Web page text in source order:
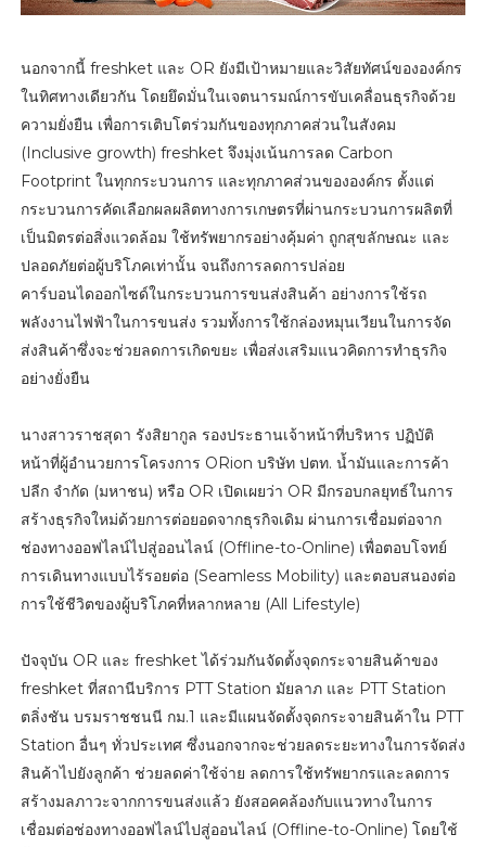
นอกจากนี้ freshket และ OR ยังมีเป้าหมายและวิสัยทัศน์ขององค์กร
ในทิศทางเดียวกัน โดยยึดมั่นในเจตนารมณ์การขับเคลื่อนธุรกิจด้วย
ความยั่งยืน เพื่อการเติบโตร่วมกันของทุกภาคส่วนในสังคม
(Inclusive growth) freshket จึงมุ่งเน้นการลด Carbon
Footprint ในทุกกระบวนการ และทุกภาคส่วนขององค์กร ตั้งแต่
กระบวนการคัดเลือกผลผลิตทางการเกษตรที่ผ่านกระบวนการผลิตที่
เป็นมิตรต่อสิ่งแวดล้อม ใช้ทรัพยากรอย่างคุ้มค่า ถูกสุขลักษณะ และ
ปลอดภัยต่อผู้บริโภคเท่านั้น จนถึงการลดการปล่อย
คาร์บอนไดออกไซด์ในกระบวนการขนส่งสินค้า อย่างการใช้รถ
พลังงานไฟฟ้าในการขนส่ง รวมทั้งการใช้กล่องหมุนเวียนในการจัด
ส่งสินค้าซึ่งจะช่วยลดการเกิดขยะ เพื่อส่งเสริมแนวคิดการทำธุรกิจ
อย่างยั่งยืน
นางสาวราชสุดา รังสิยากูล รองประธานเจ้าหน้าที่บริหาร ปฏิบัติ
หน้าที่ผู้อำนวยการโครงการ ORion บริษัท ปตท. น้ำมันและการค้า
ปลีก จำกัด (มหาชน) หรือ OR เปิดเผยว่า OR มีกรอบกลยุทธ์ในการ
สร้างธุรกิจใหม่ด้วยการต่อยอดจากธุรกิจเดิม ผ่านการเชื่อมต่อจาก
ช่องทางออฟไลน์ไปสู่ออนไลน์ (Offline-to-Online) เพื่อตอบโจทย์
การเดินทางแบบไร้รอยต่อ (Seamless Mobility) และตอบสนองต่อ
การใช้ชีวิตของผู้บริโภคที่หลากหลาย (All Lifestyle)
ปัจจุบัน OR และ freshket ได้ร่วมกันจัดตั้งจุดกระจายสินค้าของ
freshket ที่สถานีบริการ PTT Station มัยลาภ และ PTT Station
ตลิ่งชัน บรมราชชนนี กม.1 และมีแผนจัดตั้งจุดกระจายสินค้าใน PTT
Station อื่นๆ ทั่วประเทศ ซึ่งนอกจากจะช่วยลดระยะทางในการจัดส่ง
สินค้าไปยังลูกค้า ช่วยลดค่าใช้จ่าย ลดการใช้ทรัพยากรและลดการ
สร้างมลภาวะจากการขนส่งแล้ว ยังสอคคล้องกับแนวทางในการ
เชื่อมต่อช่องทางออฟไลน์ไปสู่ออนไลน์ (Offline-to-Online) โดยใช้